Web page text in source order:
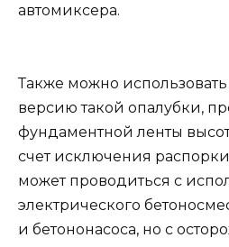
автомиксера.
Также можно
версию такой опалубки,
фундаментной ленты
счет исключения
может проводиться с
электрического
и бетононасоса, но с